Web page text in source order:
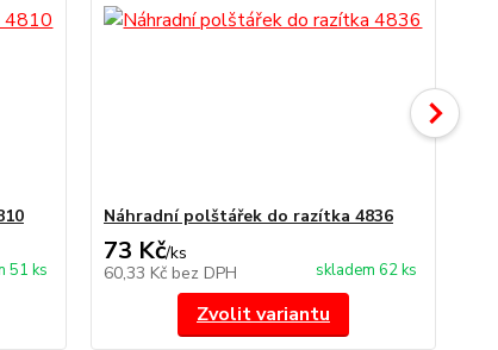
51 ks
Náhradní polštářek do razítka 4836
73 Kč/ks
60,33 Kč bez DPH skladem 62 ks
Zvolit variantu